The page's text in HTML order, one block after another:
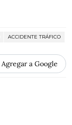
ACCIDENTE TRÁFICO
Agregar a Google